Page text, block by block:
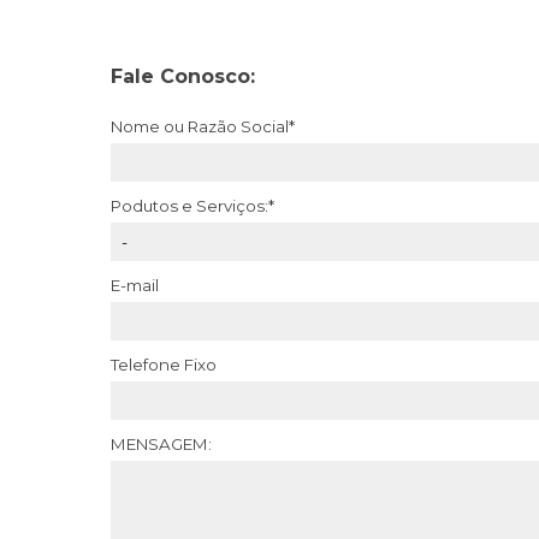
Fale Conosco:
Nome ou Razão Social*
Podutos e Serviços:*
E-mail
Telefone Fixo
MENSAGEM: